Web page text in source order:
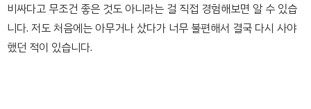
비싸다고 무조건 좋은 것도 아니라는 걸 직접 경험해보면 알 수 있습
니다. 저도 처음에는 아무거나 샀다가 너무 불편해서 결국 다시 사야
했던 적이 있습니다.